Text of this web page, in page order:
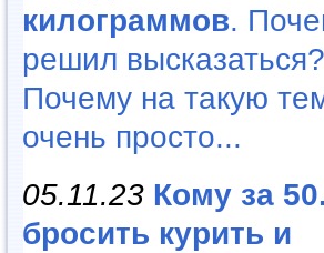
килограммов.
решил высказаться?
Почему на такую
очень просто...
05.11.23 Кому за
бросить курить и